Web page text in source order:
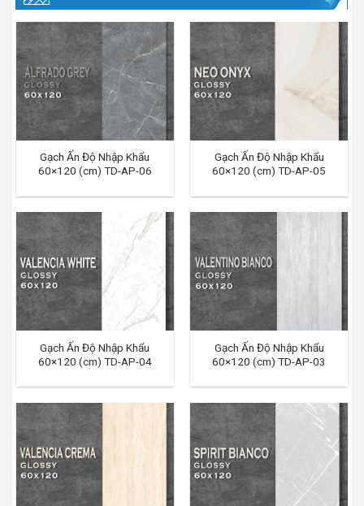
Gạch Ấn Độ Nhập Khẩu
60×120 (cm) TD-AP-06
Gạch Ấn Độ Nhập Khẩu
60×120 (cm) TD-AP-05
Gạch Ấn Độ Nhập Khẩu
60×120 (cm) TD-AP-04
Gạch Ấn Độ Nhập Khẩu
60×120 (cm) TD-AP-03